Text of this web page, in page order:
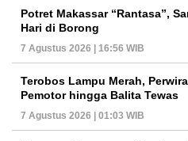
Potret Makassar “Rantasa”,
Hari di Borong
7 Agustus 2026 | 16:56 WIB
Terobos Lampu Merah,
Pemotor hingga Balita Tewas
7 Agustus 2026 | 01:03 WIB